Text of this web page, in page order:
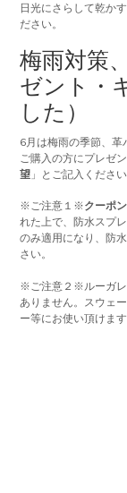
日光にさらして乾か
ださい。
梅雨対策
ゼント・
した）
6月は梅雨の季節、
ご購入の方にプレゼ
望 」とご記入ください
※ご注意１※クーポ
れた上で、防水スプ
のみ適用になり、防
さい。
※ご注意２※ルーガレ
ありません。スウェ
ー等にお使い頂けます